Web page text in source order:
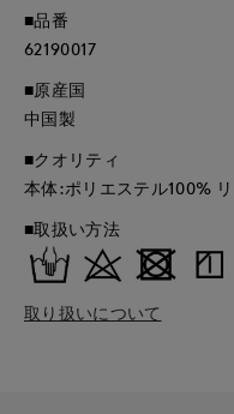
■品番
62190017
■原産国
中国製
■クオリティ
本体:ポリエステル100%
■取扱い方法
取り扱いについて